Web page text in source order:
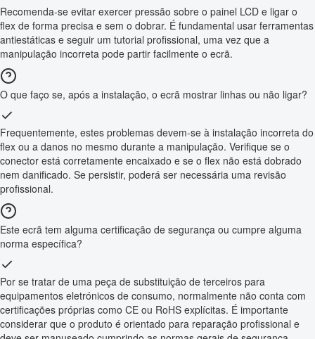
Recomenda-se evitar exercer pressão sobre o painel LCD e ligar o
flex de forma precisa e sem o dobrar. É fundamental usar ferramentas
antiestáticas e seguir um tutorial profissional, uma vez que a
manipulação incorreta pode partir facilmente o ecrã.
O que faço se, após a instalação, o ecrã mostrar linhas ou não ligar?
Frequentemente, estes problemas devem-se à instalação incorreta do
flex ou a danos no mesmo durante a manipulação. Verifique se o
conector está corretamente encaixado e se o flex não está dobrado
nem danificado. Se persistir, poderá ser necessária uma revisão
profissional.
Este ecrã tem alguma certificação de segurança ou cumpre alguma
norma específica?
Por se tratar de uma peça de substituição de terceiros para
equipamentos eletrónicos de consumo, normalmente não conta com
certificações próprias como CE ou RoHS explícitas. É importante
considerar que o produto é orientado para reparação profissional e